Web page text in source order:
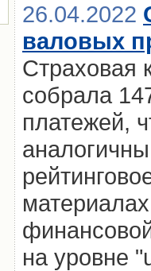
26.04.2022
валовых
Страховая
собрала
платежей,
на уровне